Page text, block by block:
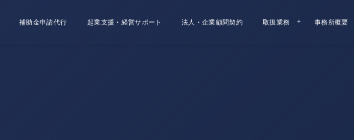
補助金申請代行 起業支援・経営サポート 法人・企業顧問契約 取扱業務 事務所概要